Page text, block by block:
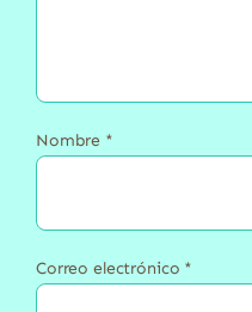
Nombre *
Correo electrónico *